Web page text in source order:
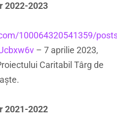
2022-2023
100064320541359/
– 7 aprilie 2023,
Caritabil Târg de
2021-2022